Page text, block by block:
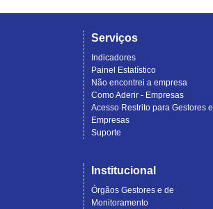
Serviços
Indicadores
Painel Estatístico
Não encontrei a empresa
Como Aderir - Empresas
Acesso Restrito para Gestores e
Empresas
Suporte
Institucional
Órgãos Gestores e de
Monitoramento